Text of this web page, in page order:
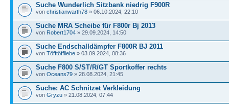
Suche Wunderlich Sitzbank niedrig F900R
von christianwarth78 » 06.10.2024, 22:10
Suche MRA Scheibe für F800r Bj 2013
von Robert1704 » 29.09.2024, 14:50
Suche Endschalldämpfer F800R BJ 2011
von Töfftöffliebe » 03.09.2024, 08:36
Suche F800 S/ST/R/GT Sportkoffer rechts
von Oceans79 » 28.08.2024, 21:45
Suche: AC Schnitzet Verkleidung
von Gryzu » 21.08.2024, 07:44